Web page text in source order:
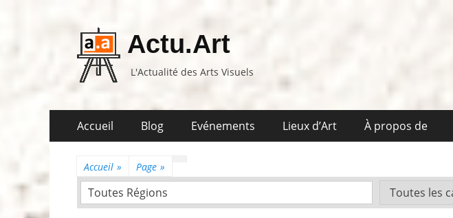
Actu.Art
L'Actualité des Arts Visuels
Premier
menu
Accueil Blog Evénements Lieux d’Art À propos de
Accueil » Page »
Toutes Régions